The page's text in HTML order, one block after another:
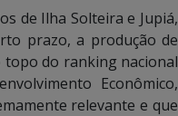
de Ilha Solteira e Jupiá,
prazo, a produção de
topo do ranking nacional
Econômico,
relevante e que